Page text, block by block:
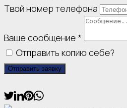
Твой номер телефона
Ваше сообщение *
Отправить копию себе?
Отправить заявку